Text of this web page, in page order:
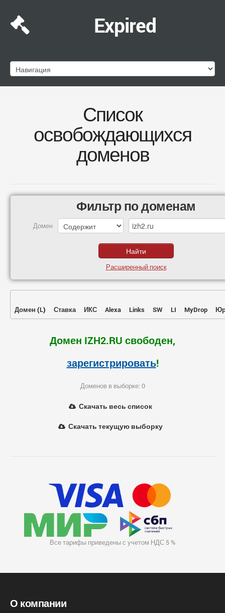
Expired
Список
освобождающихся
доменов
Фильтр по доменам
Домен
Расширенный поиск
Домен (L) Ставка ИКС Alexa Links SW LI MyDrop
Домен IZH2.RU свободен,
зарегистрировать!
Доменов в выборке: 0
Скачать весь список
Скачать текущую выборку
Все тарифы приведены с учетом НДС 5 %
О компании